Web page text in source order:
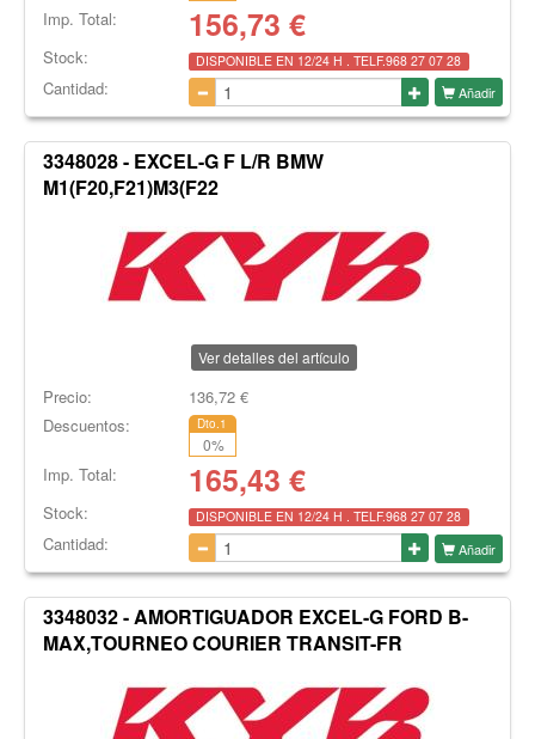
Imp. Total: 156,73 €
Stock: DISPONIBLE EN 12/24 H . TELF.968 27 07 28
Cantidad: Añadir
3348028 - EXCEL-G F L/R BMW
M1(F20,F21)M3(F22
Ver detalles del artículo
Precio: 136,72€
Descuentos:
Dto.1
0%
Imp. Total: 165,43 €
Stock: DISPONIBLE EN 12/24 H . TELF.968 27 07 28
Cantidad: Añadir
3348032 - AMORTIGUADOR EXCEL-G FORD B-
MAX,TOURNEO COURIER TRANSIT-FR